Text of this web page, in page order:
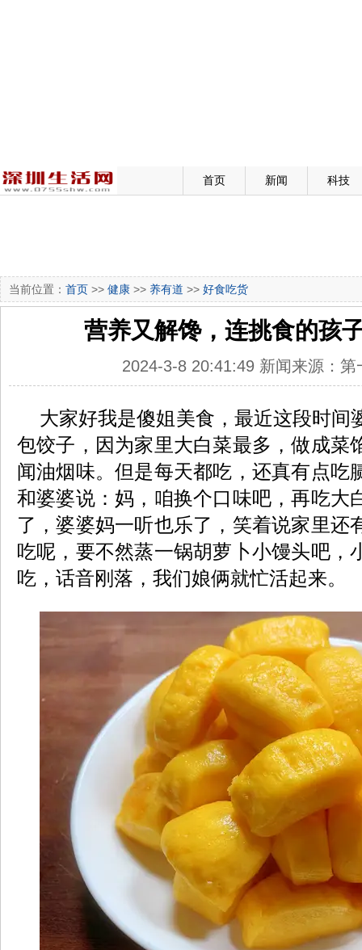
首页 新闻 科技
当前位置： 首页 >> 健康 >> 养有道 >> 好食吃货
营养又解馋，连挑食的孩
2024-3-8 20:41:49 新闻来源：第
大家好我是傻姐美食，最近这段时间
包饺子，因为家里大白菜最多，做成菜
闻油烟味。但是每天都吃，还真有点吃
和婆婆说：妈，咱换个口味吧，再吃大
了，婆婆妈一听也乐了，笑着说家里还
吃呢，要不然蒸一锅胡萝卜小馒头吧，
吃，话音刚落，我们娘俩就忙活起来。